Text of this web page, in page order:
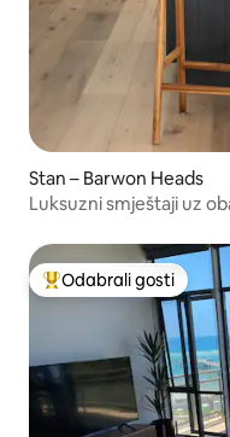
Stan – Barwon Heads
Luksuzni smještaji uz
Među najviše
Odabrali gosti